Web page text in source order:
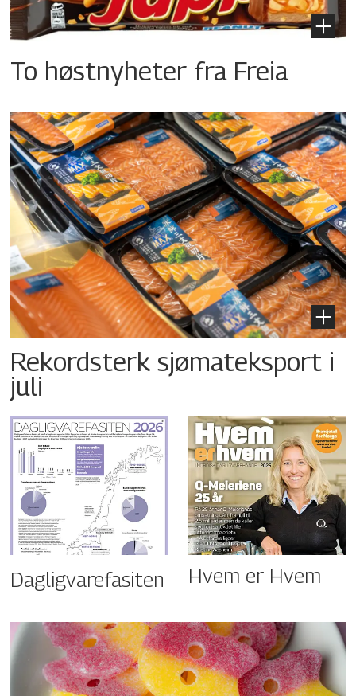
To høstnyheter fra Freia
Rekordsterk sjømateksport i
juli
Dagligvarefasiten Hvem er Hvem